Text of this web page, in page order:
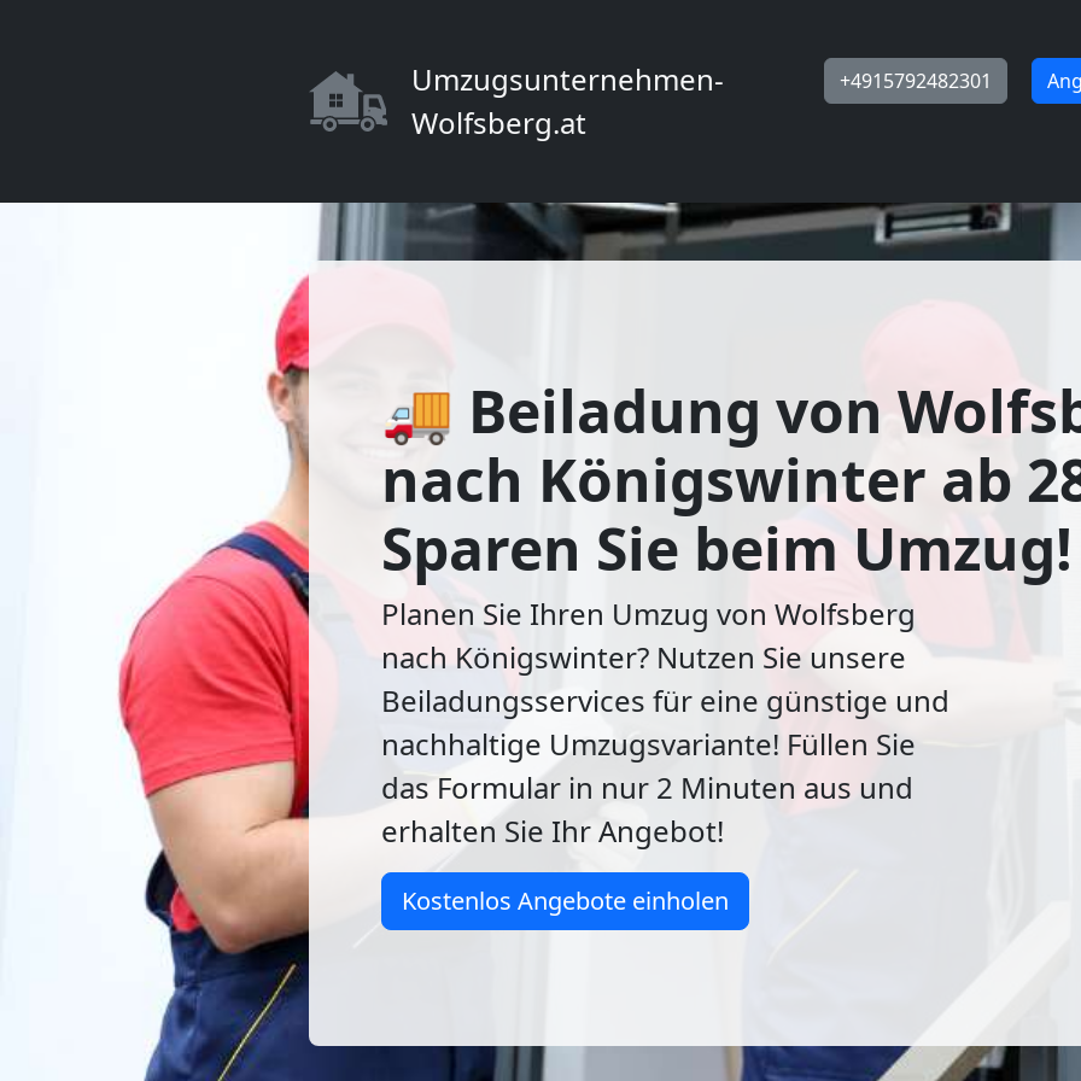
Umzugsunternehmen-
Wolfsberg.at
+4915792482301
🚚 Beiladung von
nach Königswinter ab
Sparen Sie beim
Planen Sie Ihren Umzug von Wolfsberg
nach Königswinter? Nutzen Sie unsere
Beiladungsservices für eine günstige und
nachhaltige Umzugsvariante! Füllen Sie
das Formular in nur 2 Minuten aus und
erhalten Sie Ihr Angebot!
Kostenlos Angebote einholen